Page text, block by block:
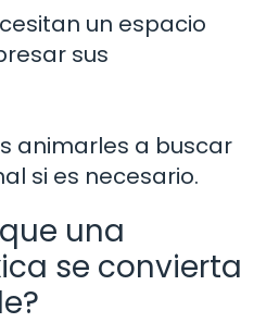
un espacio
sus
animarles a buscar
si es necesario.
una
se convierta